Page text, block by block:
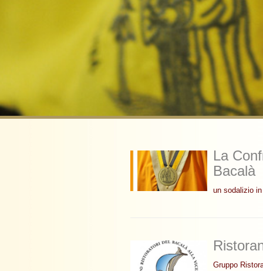
La
Bacalà
un sodalizio
Gruppo